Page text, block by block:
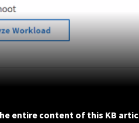
entire content of this KB